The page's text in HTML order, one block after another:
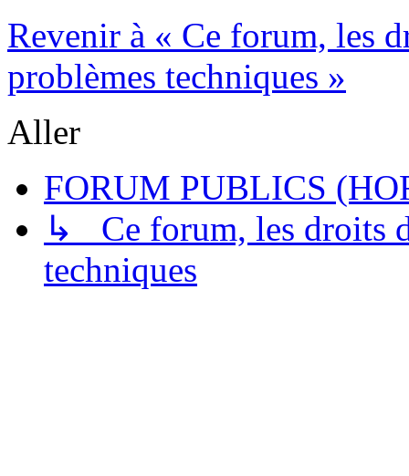
Revenir à « Ce forum, les
problèmes techniques »
Aller
FORUM PUBLICS
↳ Ce forum, les droits
techniques